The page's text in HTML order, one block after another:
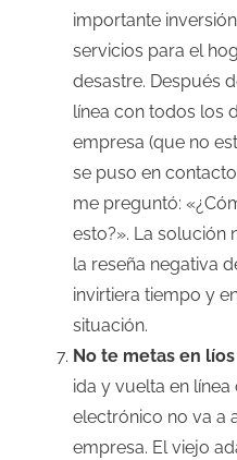
importante
servicios para el
desastre. Después
línea con todos los
empresa (que no
se puso en
me preguntó:
esto?». La solución
la reseña negativa
invirtiera tiempo y
situación.
No te metas en líos
ida y vuelta en
electrónico no va a
empresa. El viejo